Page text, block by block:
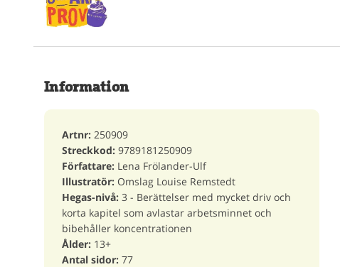
Information
Artnr: 250909
Streckkod: 9789181250909
Författare: Lena Frölander-Ulf
Illustratör: Omslag Louise Remstedt
Hegas-nivå: 3 - Berättelser med mycket driv och
korta kapitel som avlastar arbetsminnet och
bibehåller koncentrationen
Ålder: 13+
Antal sidor: 77